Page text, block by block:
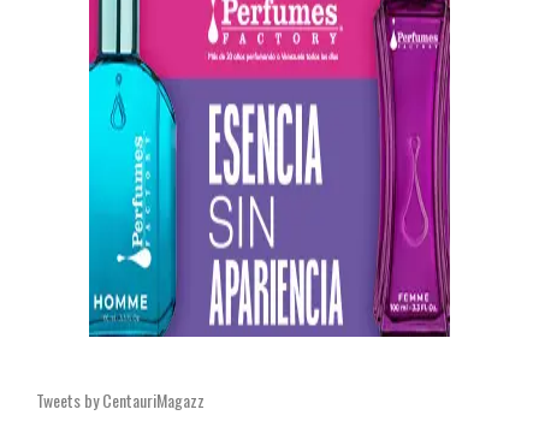
Tweets by CentauriMagazz